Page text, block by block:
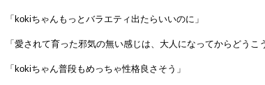
「kokiちゃんもっとバラエティ出たらいいのに」
「愛されて育った邪気の無い感じは、大人になってからどう
「kokiちゃん普段もめっちゃ性格良さそう」